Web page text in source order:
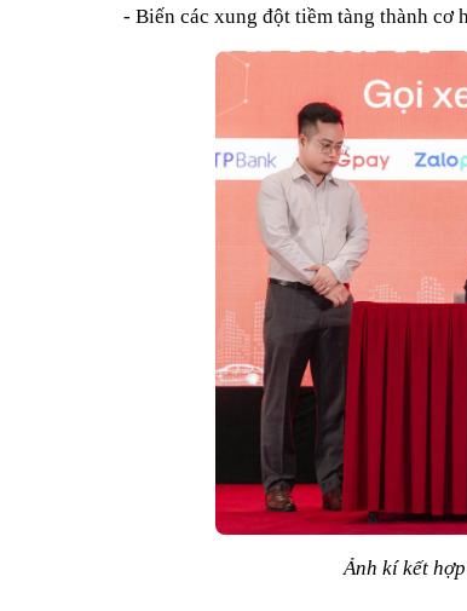
- Biến các xung đột tiềm tàng thành cơ
Ảnh kí kết